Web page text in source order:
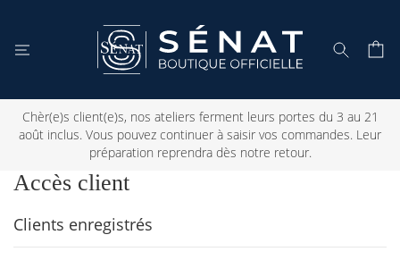
Chèr(e)s client(e)s, nos ateliers ferment leurs portes du 3 au 21
août inclus. Vous pouvez continuer à saisir vos commandes. Leur
préparation reprendra dès notre retour.
Accès client
Clients enregistrés